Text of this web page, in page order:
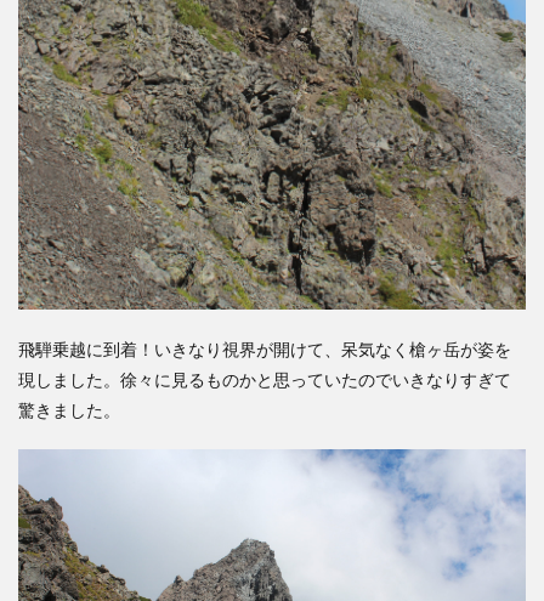
飛騨乗越に到着！いきなり視界が開けて、呆気なく 槍ヶ岳が姿を
現しました。徐々に見るものかと思っていたのでいきなりすぎて
驚きました。